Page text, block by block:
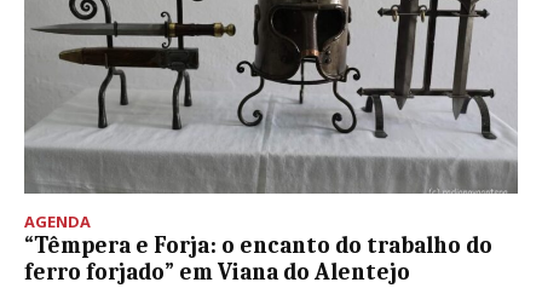
AGENDA
“Têmpera e Forja: o encanto do trabalho do
ferro forjado” em Viana do Alentejo